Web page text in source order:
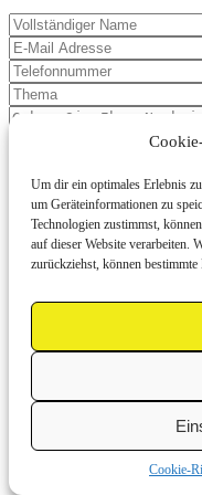
Um dir ein optimales Erlebnis
um Geräteinformationen zu
Technologien zustimmst,
auf dieser Website verarbeiten.
zurückziehst, können
Cookie-